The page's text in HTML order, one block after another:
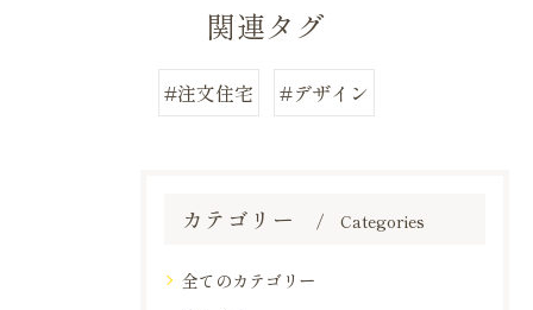
関連タグ
#注文住宅 #デザイン
カテゴリー Categories
全てのカテゴリー